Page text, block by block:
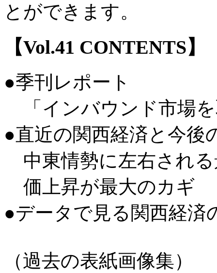
とができます。
【Vol.41 CONTENTS】
●季刊レポート
「インバウンド市場
●直近の関西経済と今後
中東情勢に左右され
価上昇が最大のカギ
●データで見る関西経済
（過去の表紙画像集）